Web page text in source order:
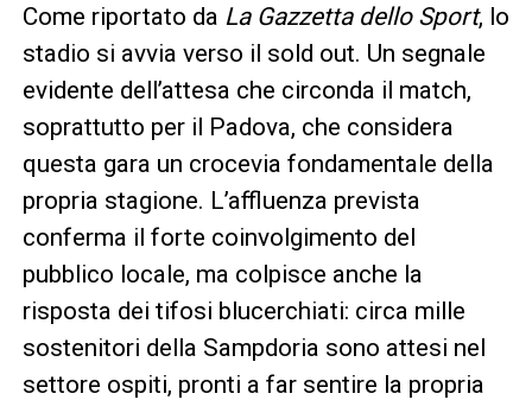
Come riportato da La Gazzetta dello Sport, lo
stadio si avvia verso il sold out. Un segnale
evidente dell’attesa che circonda il match,
soprattutto per il Padova, che considera
questa gara un crocevia fondamentale della
propria stagione. L’affluenza prevista
conferma il forte coinvolgimento del
pubblico locale, ma colpisce anche la
risposta dei tifosi blucerchiati: circa mille
sostenitori della Sampdoria sono attesi nel
settore ospiti, pronti a far sentire la propria